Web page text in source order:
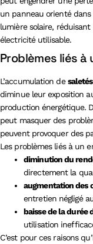
un panneau orienté
lumière solaire,
électricité utilisable.
Problèmes liés
L’accumulation de
diminue leur exposition
production énergétique.
peut masquer des
peuvent provoquer des
Les problèmes liés à un
diminution du
directement la
augmentation des
entretien négligé
baisse de la durée
utilisation
C’est pour ces raisons